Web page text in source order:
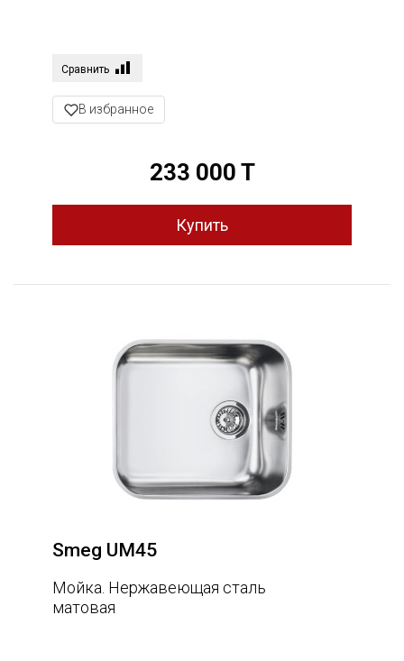
Сравнить
В избранное
233 000 T
Smeg UM45
Мойка. Нержавеющая сталь
матовая